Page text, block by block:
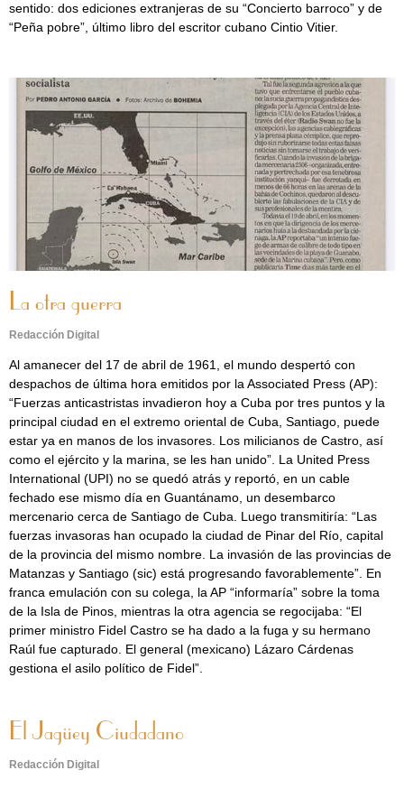
sentido: dos ediciones extranjeras de su “Concierto barroco” y de
“Peña pobre”, último libro del escritor cubano Cintio Vitier.
La otra guerra
Redacción Digital
Al amanecer del 17 de abril de 1961, el mundo despertó con
despachos de última hora emitidos por la Associated Press (AP):
“Fuerzas anticastristas invadieron hoy a Cuba por tres puntos y la
principal ciudad en el extremo oriental de Cuba, Santiago, puede
estar ya en manos de los invasores. Los milicianos de Castro, así
como el ejército y la marina, se les han unido”. La United Press
International (UPI) no se quedó atrás y reportó, en un cable
fechado ese mismo día en Guantánamo, un desembarco
mercenario cerca de Santiago de Cuba. Luego transmitiría: “Las
fuerzas invasoras han ocupado la ciudad de Pinar del Río, capital
de la provincia del mismo nombre. La invasión de las provincias de
Matanzas y Santiago (sic) está progresando favorablemente”. En
franca emulación con su colega, la AP “informaría” sobre la toma
de la Isla de Pinos, mientras la otra agencia se regocijaba: “El
primer ministro Fidel Castro se ha dado a la fuga y su hermano
Raúl fue capturado. El general (mexicano) Lázaro Cárdenas
gestiona el asilo político de Fidel”.
El Jagüey Ciudadano
Redacción Digital